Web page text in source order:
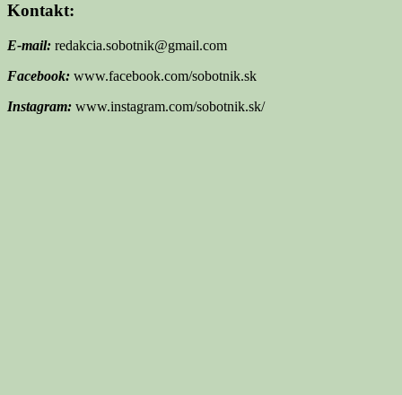
Kontakt:
E-mail: redakcia.sobotnik@gmail.com
Facebook: www.facebook.com/sobotnik.sk
Instagram: www.instagram.com/sobotnik.sk/